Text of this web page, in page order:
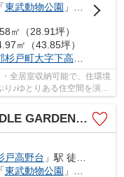
「東武動物公園 」駅 徒歩32分
㎡（28.91坪）
㎡（43.85坪）
杉戸町大字下高野
♪ゆとりある住空間を演出
新築戸建 全1棟 1号棟
戸高野台 」駅 徒歩24分
「東武動物公園 」駅 徒歩28分